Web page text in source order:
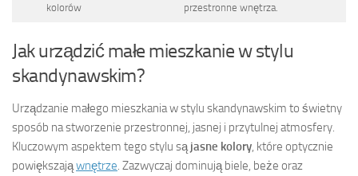
kolorów
przestronne wnętrza.
Jak urządzić małe mieszkanie w stylu
skandynawskim?
Urządzanie małego mieszkania w stylu skandynawskim to świetny
sposób na stworzenie przestronnej, jasnej i przytulnej atmosfery.
Kluczowym aspektem tego stylu sąjasne kolory, które optycznie
powiększająwnętrze. Zazwyczaj dominują biele, beże oraz